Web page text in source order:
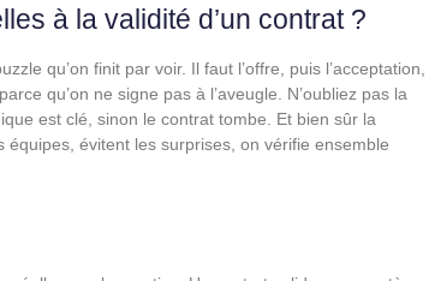
à la validité d’un contrat ?
qu’on finit par voir. Il faut l’offre, puis l’acceptation,
qu’on ne signe pas à l’aveugle. N’oubliez pas la
est clé, sinon le contrat tombe. Et bien sûr la
équipes, évitent les surprises, on vérifie ensemble